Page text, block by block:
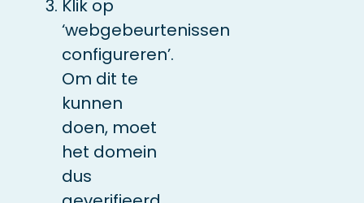
Klik op
‘webgebeurtenissen
configureren’.
Om dit te
kunnen
doen, moet
het domein
dus